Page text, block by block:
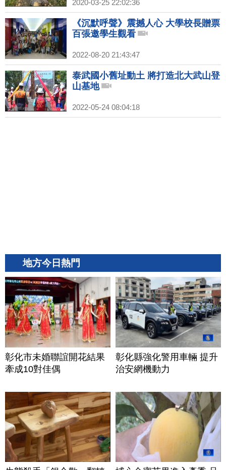
2020-03-25 22:02:36
《沉默呼聲》震撼人心 大學校長贈票
百張邀學生觀看
2022-08-20 21:43:47
泰武國小舊址動土 將打造北大武山登
山基地
2022-05-24 08:04:18
地方今日熱門
彰化市未婚聯誼開花結果
牽成10對佳偶
彰化縣強化警用車輛 提升
治安網機動力